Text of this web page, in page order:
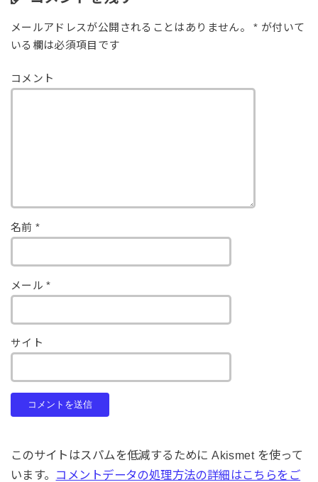
メールアドレスが公開されることはありません。 * が付いて
いる欄は必須項目です
コメント
名前 *
メール*
サイト
このサイトはスパムを低減するために Akismet を使って
います。 コメントデータの処理方法の詳細はこちらをご